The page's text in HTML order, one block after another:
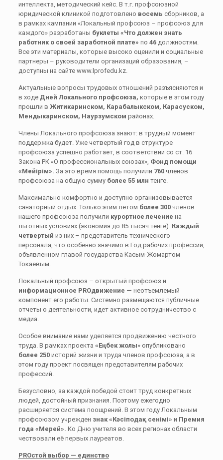
интеллекта, методический кейс. В т.г. профсоюзной
юридической клиникой подготовлено восемь сборников, а
в рамках кампании «Локальный профсоюз – профсоюз для
каждого» разработаны буклеты «Что должен знать
работник о своей заработной плате» по 46должностям.
Все эти материалы, которые высоко оценили и социальные
партнеры – руководители организаций образования, –
доступны на сайте www.lprofedu.kz.
Актуальные вопросы трудовых отношений разъясняются и
в ходе Дней Локального профсоюза, которые в этом году
прошли в Житикаринском, Карабалыкском, Карасуском,
Мендыкаринском, Наурзумском районах.
Члены Локального профсоюза знают: в трудный момент
поддержка будет. Уже четвертый год в структуре
профсоюза успешно работает, в соответствии со ст. 16
Закона РК «О профессиональных союзах», Фонд помощи
«Мейірім». За это время помощь получили 760членов
профсоюза на общую сумму более 55 млн тенге.
Максимально комфортно и доступно организовывается
санаторный отдых. Только этим летом более 300членов
нашего профсоюза получили курортное лечение на
льготных условиях (экономия до 85 тысяч тенге). Каждый
четвертый из них – представитель технического
персонала, что особенно значимо в Год рабочих профессий,
объявленном главой государства Касым-Жомартом
Токаевым.
Локальный профсоюз – открытый профсоюз и
информационное PROдвижение — неотъемлемый
компонент его работы. Системно размещаются публичные
отчеты о деятельности, идет активное сотрудничество с
медиа.
Особое внимание нами уделяется продвижению честного
труда. В рамках проекта «Еңбек жолы» опубликовано
более 250историй жизни и труда членов профсоюза, а в
этом году проект посвящен представителям рабочих
профессий.
Безусловно, за каждой победой стоит труд конкретных
людей, достойный признания. Поэтому ежегодно
расширяется система поощрений. В этом году Локальным
профсоюзом учрежден знак «Кәсіподақ сенімі» и Премия
года «Мерей». Ко Дню учителя во всех регионах области
чествовали её первых лауреатов.
PROстой выбор — единство